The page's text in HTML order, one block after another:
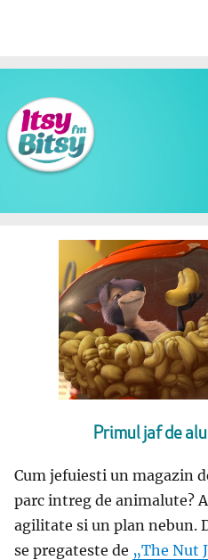
Primul jaf de
Cum jefuiesti un magazin
parc intreg de animalute?
agilitate si un plan nebun.
se pregateste de „The Nut